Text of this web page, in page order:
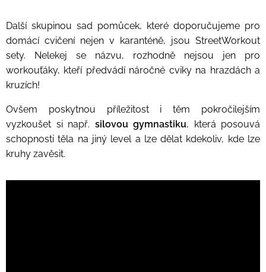
Další skupinou sad pomůcek, které doporučujeme pro
domácí cvičení nejen v karanténě, jsou StreetWorkout
sety. Nelekej se názvu, rozhodně nejsou jen pro
workouťáky, kteří předvádí náročné cviky na hrazdách a
kruzích!
Ovšem poskytnou příležitost i těm pokročilejším
vyzkoušet si např. silovou gymnastiku, která posouvá
schopnosti těla na jiný level a lze dělat kdekoliv, kde lze
kruhy zavěsit.